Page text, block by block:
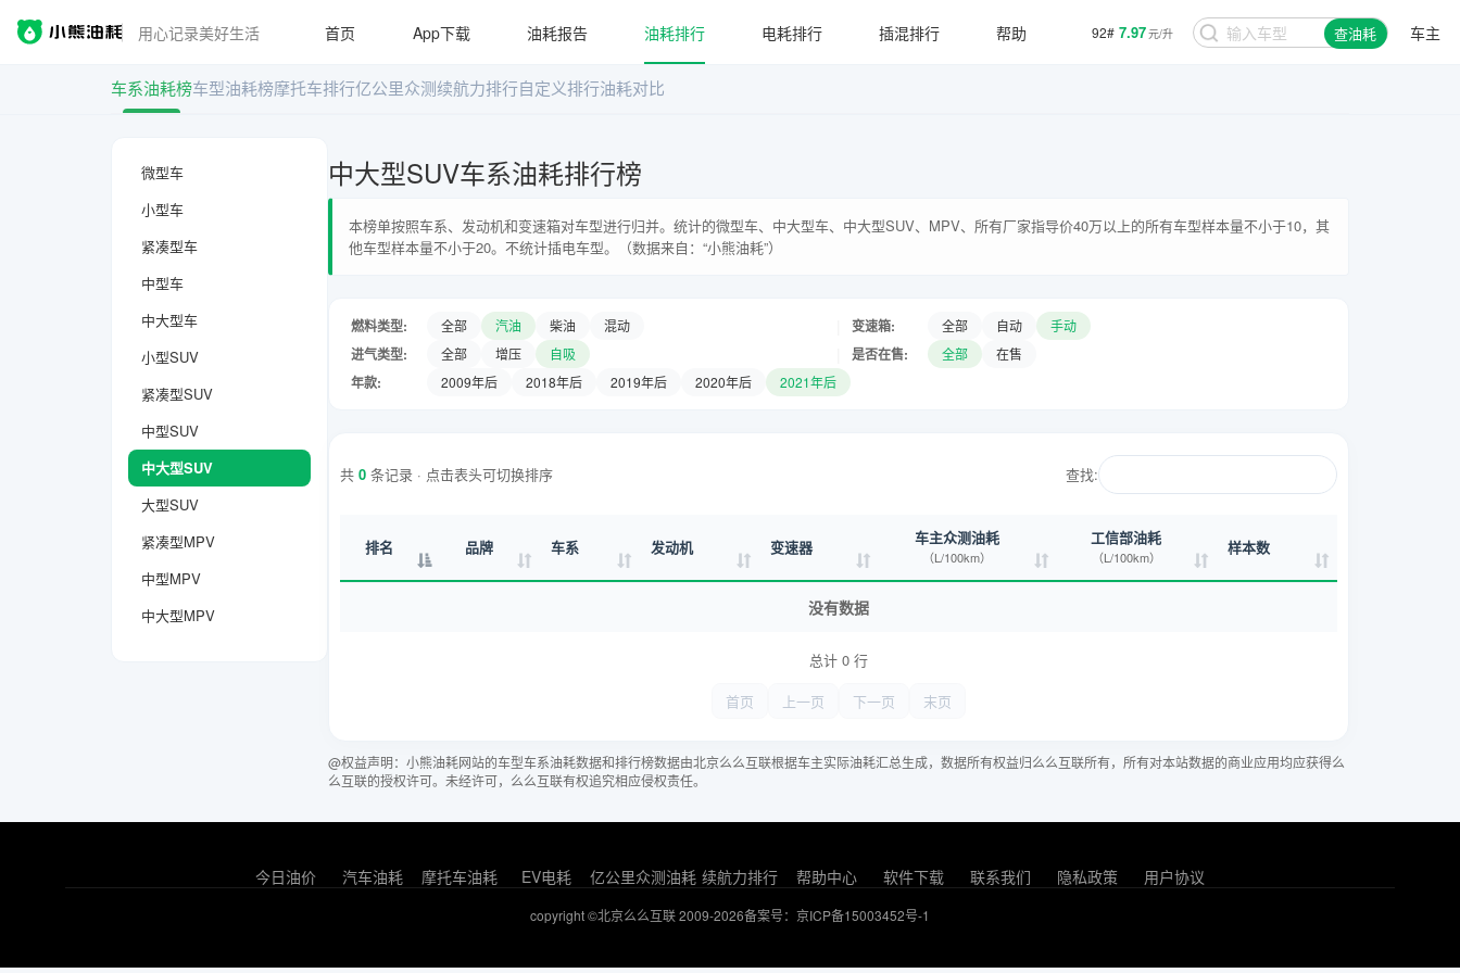
用心记录美好生活 92# 7.97元/升 查油耗 车主
首页 App下载 油耗报告 油耗排行 电耗排行 插混排行 帮助
车系油耗榜车型油耗榜摩托车排行亿公里众测续航力排行自定义排行油耗对比
微型车
小型车
紧凑型车
中型车
中大型车
小型SUV
紧凑型SUV
中型SUV
中大型SUV
大型SUV
紧凑型MPV
中型MPV
中大型MPV
中大型SUV车系油耗排行榜
本榜单按照车系、发动机和变速箱对车型进行归并。统计的微型车、中大型车、中大型SUV、MPV、所有厂家指导价40万以上的所有车型样本量不小于10，其
他车型样本量不小于20。不统计插电车型。（数据来自：“小熊油耗”）
燃料类型: 全部 汽油 柴油 混动 变速箱: 全部 自动 手动
进气类型: 全部 增压 自吸 是否在售: 全部 在售
年款: 2009年后 2018年后 2019年后 2020年后 2021年后
共 0 条记录 · 点击表头可切换排序 查找:
排名 品牌 车系 发动机 变速器 车主众测油耗
（L/100km）
工信部油耗
（L/100km） 样本数
没有数据
总计 0 行
首页
上一页 下一页 末页
@权益声明：小熊油耗网站的车型车系油耗数据和排行榜数据由北京么么互联根据车主实际油耗汇总生成，数据所有权益归么么互联所有，所有对本站数据的商业应用均应获得么
么互联的授权许可。未经许可，么么互联有权追究相应侵权责任。
今日油价 汽车油耗 摩托车油耗 EV电耗 亿公里众测油耗 续航力排行 帮助中心 软件下载 联系我们 隐私政策 用户协议
copyright ©北京么么互联 2009-2026备案号：京ICP备15003452号-1